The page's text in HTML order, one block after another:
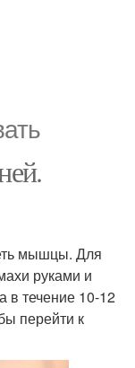
мышцы. Для
руками и
в течение 10-12
перейти к